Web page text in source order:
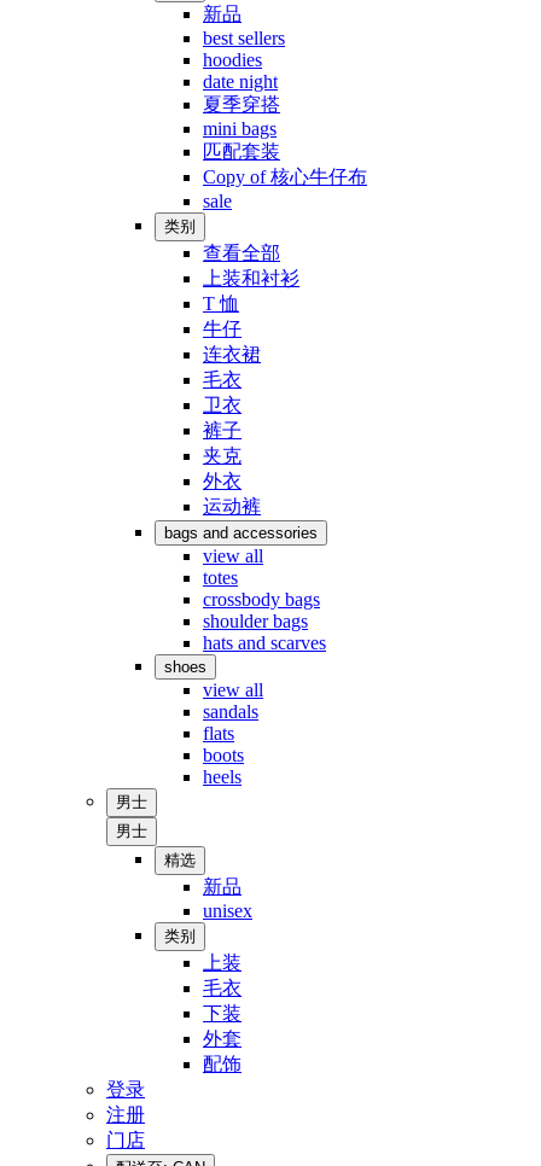
新品
best sellers
hoodies
date night
夏季穿搭
mini bags
匹配套装
Copy of 核心牛仔布
sale
类别
查看全部
上装和衬衫
T 恤
牛仔
连衣裙
毛衣
卫衣
裤子
夹克
外衣
运动裤
bags and accessories
view all
totes
crossbody bags
shoulder bags
hats and scarves
shoes
view all
sandals
flats
boots
heels
男士
男士
精选
新品
unisex
类别
上装
毛衣
下装
外套
配饰
登录
注册
门店